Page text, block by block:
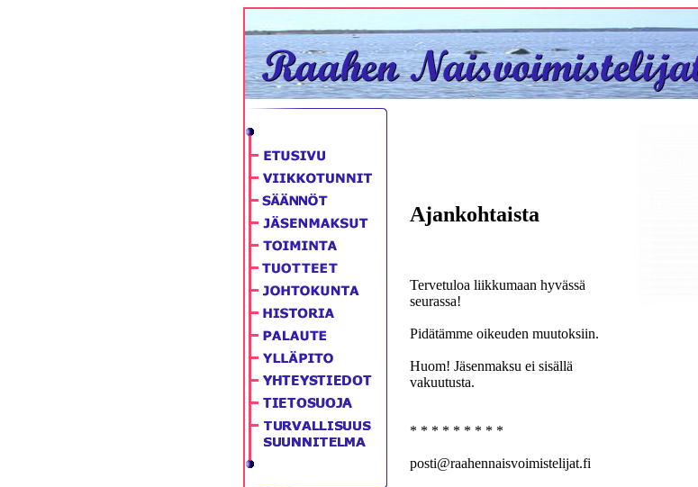
Ajankohtaista
Tervetuloa liikkumaan hyvässä
seurassa!
Pidätämme oikeuden muutoksiin.
Huom! Jäsenmaksu ei sisällä
vakuutusta.
* * * * * * * * *
posti@raahennaisvoimistelijat.fi